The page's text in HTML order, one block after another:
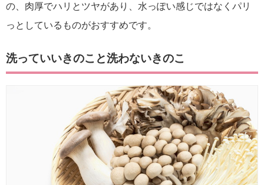
の、肉厚でハリとツヤがあり、水っぽい感じではなくパリ
っとしているものがおすすめです。
洗っていいきのこと洗わないきのこ